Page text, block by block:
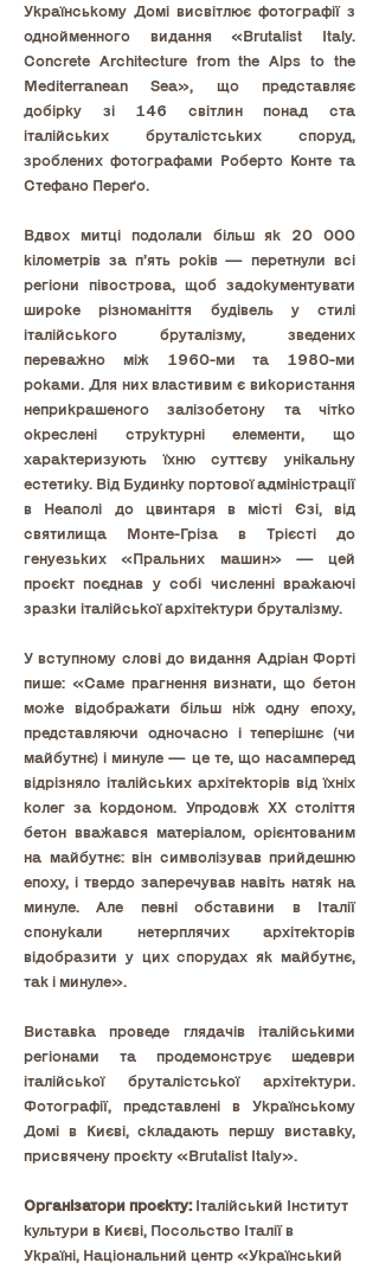
Українському Домі висвітлює фотографії з
однойменного видання «Brutalist Italy.
Concrete Architecture from the Alps to the
Mediterranean Sea», що представляє
добірку зі 146 світлин понад ста
італійських бруталістських споруд,
зроблених фотографами Роберто Конте та
Стефано Переґо.
Вдвох митці подолали більш як 20 000
кілометрів за пʼять років — перетнули всі
регіони півострова, щоб задокументувати
широке різноманіття будівель у стилі
італійського бруталізму, зведених
переважно між 1960-ми та 1980-ми
роками. Для них властивим є використання
неприкрашеного залізобетону та чітко
окреслені структурні елементи, що
характеризують їхню суттєву унікальну
естетику. Від Будинку портової адміністрації
в Неаполі до цвинтаря в місті Єзі, від
святилища Монте-Гріза в Трієсті до
генуезьких «Пральних машин» — цей
проєкт поєднав у собі численні вражаючі
зразки італійської архітектури бруталізму.
У вступному слові до видання Адріан Форті
пише: «Саме прагнення визнати, що бетон
може відображати більш ніж одну епоху,
представляючи одночасно і теперішнє (чи
майбутнє) і минуле — це те, що насамперед
відрізняло італійських архітекторів від їхніх
колег за кордоном. Упродовж ХХ століття
бетон вважався матеріалом, орієнтованим
на майбутнє: він символізував прийдешню
епоху, і твердо заперечував навіть натяк на
минуле. Але певні обставини в Італії
спонукали нетерплячих архітекторів
відобразити у цих спорудах як майбутнє,
так і минуле».
Виставка проведе глядачів італійськими
регіонами та продемонструє шедеври
італійської бруталістської архітектури.
Фотографії, представлені в Українському
Домі в Києві, складають першу виставку,
присвячену проєкту «Brutalist Italy».
Організатори проєкту: Італійський Інститут
культури в Києві, Посольство Італії в
Україні, Національний центр «Український